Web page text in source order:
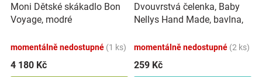
Moni Dětské skákadlo Bon
Voyage, modré
momentálně nedostupné (1 ks)
4 180 Kč
Dvouvrstvá čelenka, Baby
Nellys Hand Made, bavlna,
růžová, 80/98
momentálně nedostupné (2 ks)
259 Kč